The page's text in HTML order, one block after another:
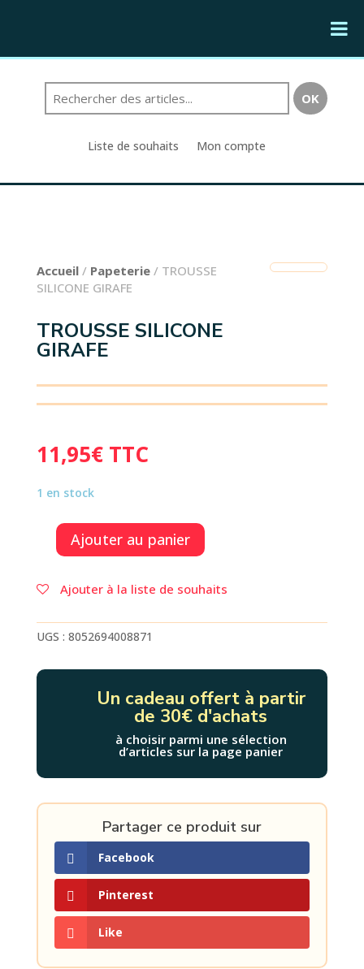
Liste de souhaits Mon compte
Accueil/ Papeterie/ TROUSSE
SILICONE GIRAFE
TROUSSE SILICONE
GIRAFE
11,95€ TTC
1 en stock
quantité
TROUSSE
SILICONE
Ajouter au panier
Ajouter à la liste de souhaits
UGS : 8052694008871
Un cadeau offert à partir
de 30€ d'achats
à choisir parmi une sélection
d’articles sur la page panier
Partager ce produit sur
Facebook
Pinterest
Like